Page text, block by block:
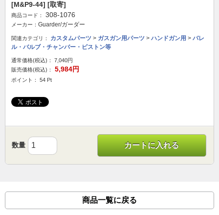
[M&P9-44] [取寄]
商品コード： 308-1076
メーカー： Guarder/ガーダー
関連カテゴリ： カスタムパーツ > ガスガン用パーツ > ハンドガン用 > バレ
ル・バルブ・チャンバー・ピストン等
通常価格(税込)：
7,040円
販売価格(税込)：
5,984円
ポイント： 54 Pt
数量 カートに入れる
商品一覧に戻る